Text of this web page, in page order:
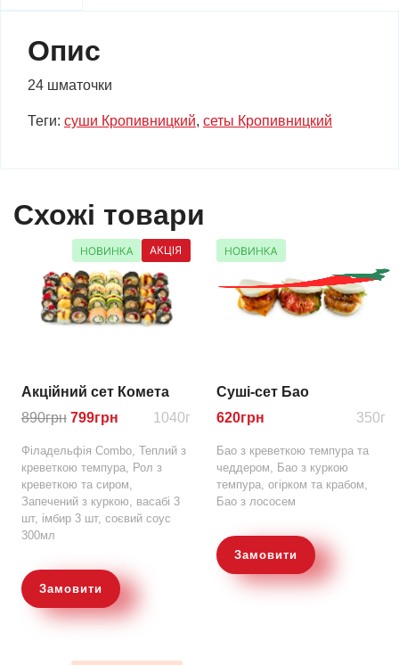
Опис
24 шматочки
Теги: суши Кропивницкий, сеты Кропивницкий
Схожі товари
Акційний сет Комета
890грн 799грн 1040г
Філадельфія Combo, Теплий з
креветкою темпура, Рол з
креветкою та сиром,
Запечений з куркою, васабі 3
шт, імбир 3 шт, соєвий соус
300мл
Замовити
Суші-сет Бао
620грн 350г
Бао з креветкою темпура та
чеддером, Бао з куркою
темпура, огірком та крабом,
Бао з лососем
Замовити